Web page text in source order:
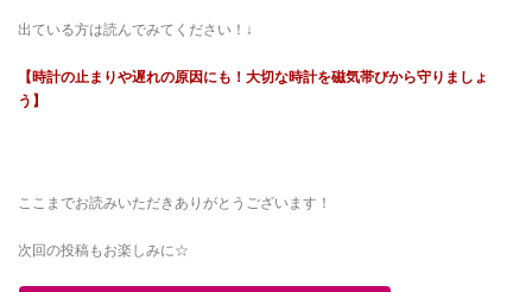
出ている方は読んでみてください！↓
【時計の止まりや遅れの原因にも！大切な時計を磁気帯びから守りましょ
う】
ここまでお読みいただきありがとうございます！
次回の投稿もお楽しみに☆